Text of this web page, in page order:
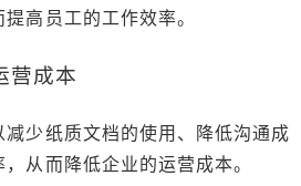
高员工的工作效率。
营成本
少纸质文档的使用、降低沟通成
从而降低企业的运营成本。